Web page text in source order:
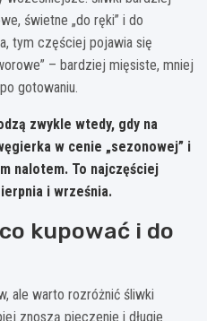
świetne „do ręki” i do
tym częściej pojawia się
– bardziej mięsiste, mniej
gotowaniu.
zwykle wtedy, gdy na
w cenie „sezonowej” i
nalotem. To najczęściej
i września.
kupować i do
ale warto rozróżnić śliwki
znoszą pieczenie i długie